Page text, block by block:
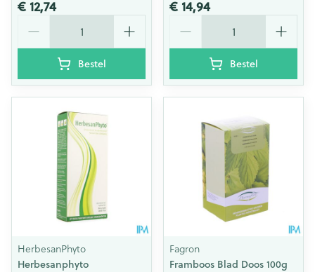
€ 12,74
Bestel
€ 14,94
Bestel
HerbesanPhyto
Herbesanphyto
Fagron
Framboos Blad Doos 100g